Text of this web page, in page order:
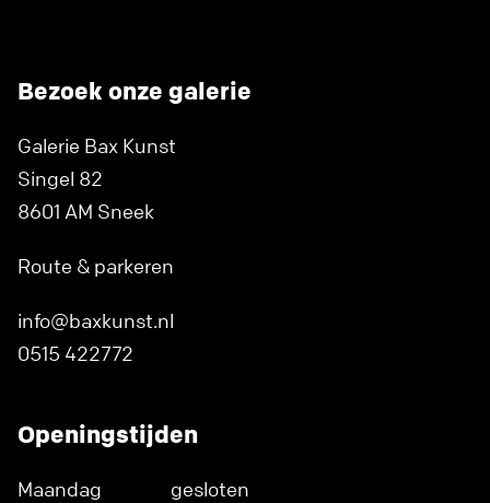
Bezoek onze galerie
Galerie Bax Kunst
Singel 82
8601 AM Sneek
Route & parkeren
info@baxkunst.nl
0515 422772
Openingstijden
Maandag
gesloten